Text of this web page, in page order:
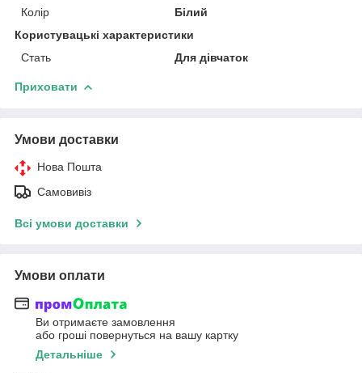
Колір
Білий
Користувацькі характеристики
Стать
Для дівчаток
Приховати
Умови доставки
Нова Пошта
Самовивіз
Всі умови доставки
Умови оплати
Ви отримаєте замовлення
або гроші повернуться на вашу картку
Детальніше